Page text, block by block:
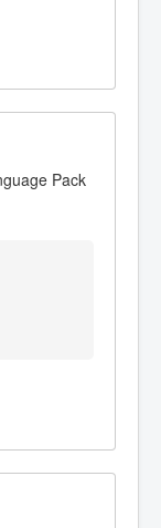
Pack